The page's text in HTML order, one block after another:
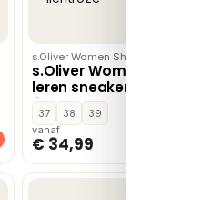
s.Oliver Women Shoes
s.Oliver Women Shoes
leren sneakers
lichtroze
37 38
39
vanaf
€ 34,99